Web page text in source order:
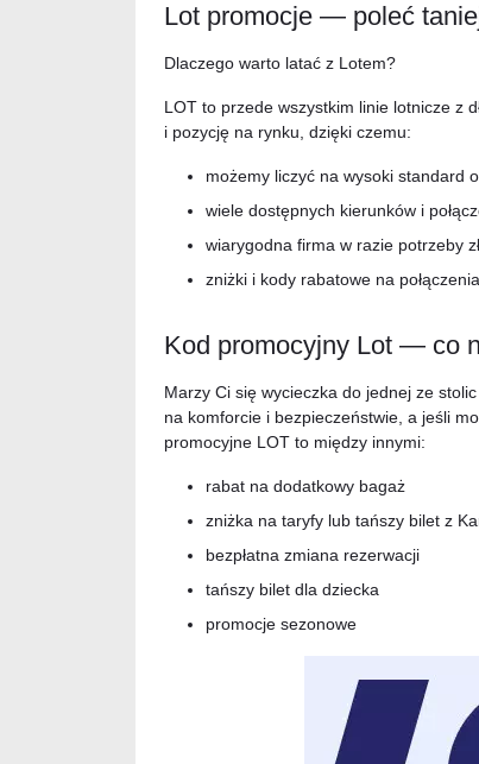
Lot promocje — poleć
Dlaczego warto latać z Lotem?
LOT to przede wszystkim linie lotnicze z
i pozycję na rynku, dzięki czemu:
możemy liczyć na wysoki standard
wiele dostępnych kierunków i
wiarygodna firma w razie potrzeby
zniżki i kody rabatowe na
Kod promocyjny Lot — co
Marzy Ci się wycieczka do jednej ze
na komforcie i bezpieczeństwie, a jeśli
promocyjne LOT to między innymi:
rabat na dodatkowy bagaż
zniżka na taryfy lub tańszy bilet z
bezpłatna zmiana rezerwacji
tańszy bilet dla dziecka
promocje sezonowe